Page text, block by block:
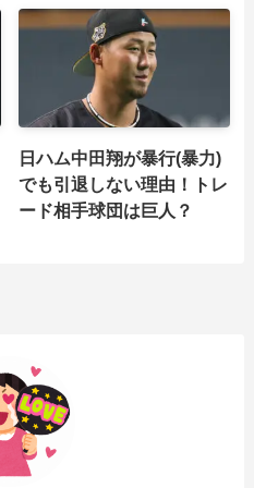
日ハム中田翔が暴行(暴力)
でも引退しない理由！トレ
ード相手球団は巨人？